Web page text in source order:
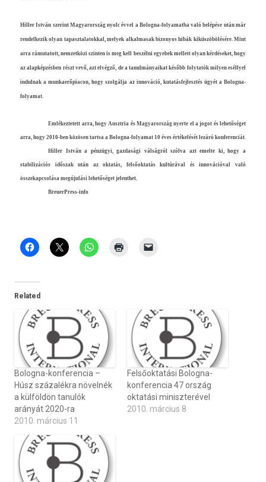
Hill­er István szerint Magyarország nyolc évvel a Bologna-folyamatba való belépése után már
re­ndel­kezik olyan tapasztalatokk­al, melyek al­kal­masak bi­zonyos hibák kiküszöbölésére. Mint
arra rámutatott, nem­zetközi szint­en is meg kell beszélni egyebek mel­lett olyan kérdéseket, hogy
az alapképzésben részt vevő, azt elvégző, de a tanul­mányaikat később folytatók mily­en eséllyel
in­dul­nak a mun­kaerőpiacon, hogy szolgálja az innováció, kutatás­fejlesztés ügyét a Bologna-
folyamat.
Em­lékez­tetett arra, hogy Ausztria és Magyarország nyer­te el a jogot és lehetőséget
arra, hogy 2010-ben közösen tartsa a Bologna-folyamat 10 éves értékelését lezáró kon­feren­ciát.
Hill­er István a pénzügyi, gaz­dasági válságról szólva azt em­el­te ki, hogy a
stabilizációs időszak után az oktatás, felsőoktatás kultúrával és innovációval való
összekapcsolása megújulási lehetőséget jelenthet.
BreuerPress-info
Related
Bologna-konferencia –
Húsz százalékra növelnék
a külföldön tanulók
arányát 2020-ra
2010. március 11
Felsőoktatási Bologna-
konferencia 47 ország
oktatási miniszterével
2010. március 8